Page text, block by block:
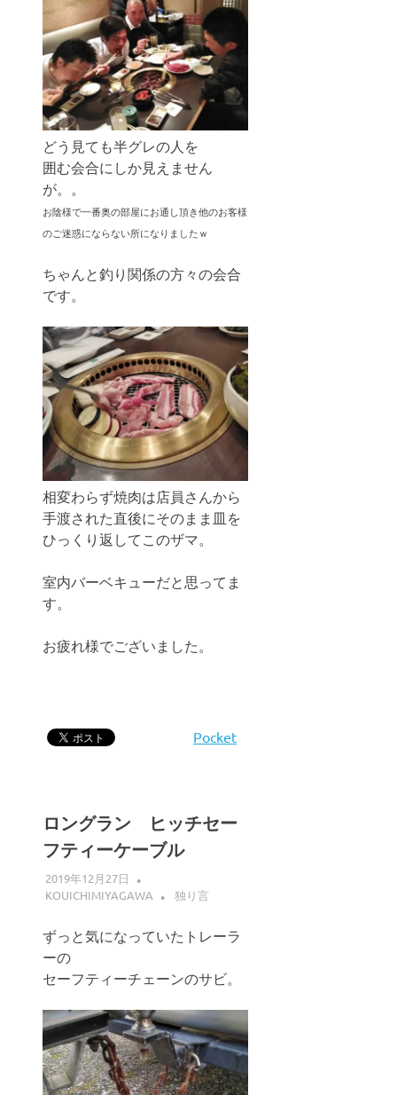
どう見ても半グレの人を
囲む会合にしか見えません
が。。
お陰様で一番奥の部屋にお通し頂き他のお客様
のご迷惑にならない所になりましたｗ
ちゃんと釣り関係の方々の会合
です。
相変わらず焼肉は店員さんから
手渡された直後にそのまま皿を
ひっくり返してこのザマ。
室内バーベキューだと思ってま
す。
お疲れ様でございました。
Pocket
ロングラン ヒッチセー
フティーケーブル
2019年12月27日
KOUICHIMIYAGAWA
独り言
ずっと気になっていたトレーラ
ーの
セーフティーチェーンのサビ。